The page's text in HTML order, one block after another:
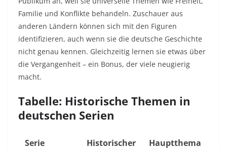
Familie und Konflikte behandeln. Zuschauer aus
anderen Ländern können sich mit den Figuren
identifizieren, auch wenn sie die deutsche Geschichte
nicht genau kennen. Gleichzeitig lernen sie etwas über
die Vergangenheit – ein Bonus, der viele neugierig
macht.
Tabelle: Historische Themen in
deutschen Serien
Serie
Historischer
Hauptthema